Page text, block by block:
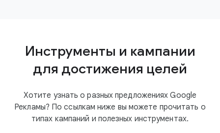
Инструменты и кампании
для достижения целей
Хотите узнать о разных предложениях Google
Рекламы? По ссылкам ниже вы можете прочитать о
типах кампаний и полезных инструментах.